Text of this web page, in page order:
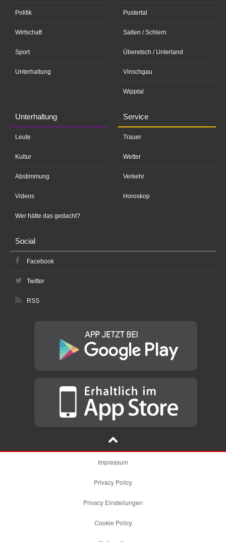
Politik
Wirtschaft
Sport
Unterhaltung
Pustertal
Salten / Schlern
Überetsch / Unterland
Vinschgau
Wipptal
Unterhaltung
Leute
Kultur
Abstimmung
Videos
Wer hätte das gedacht?
Service
Trauer
Wetter
Verkehr
Horoskop
Social
Facebook
Twitter
RSS
Impressum
Privacy Policy
Privacy Einstellungen
Cookie Policy